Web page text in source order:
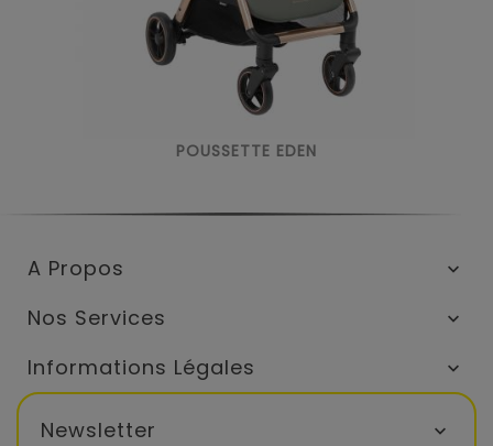
POUSSETTE EDEN
A Propos 
Nos Services 
Informations Légales 
Newsletter 